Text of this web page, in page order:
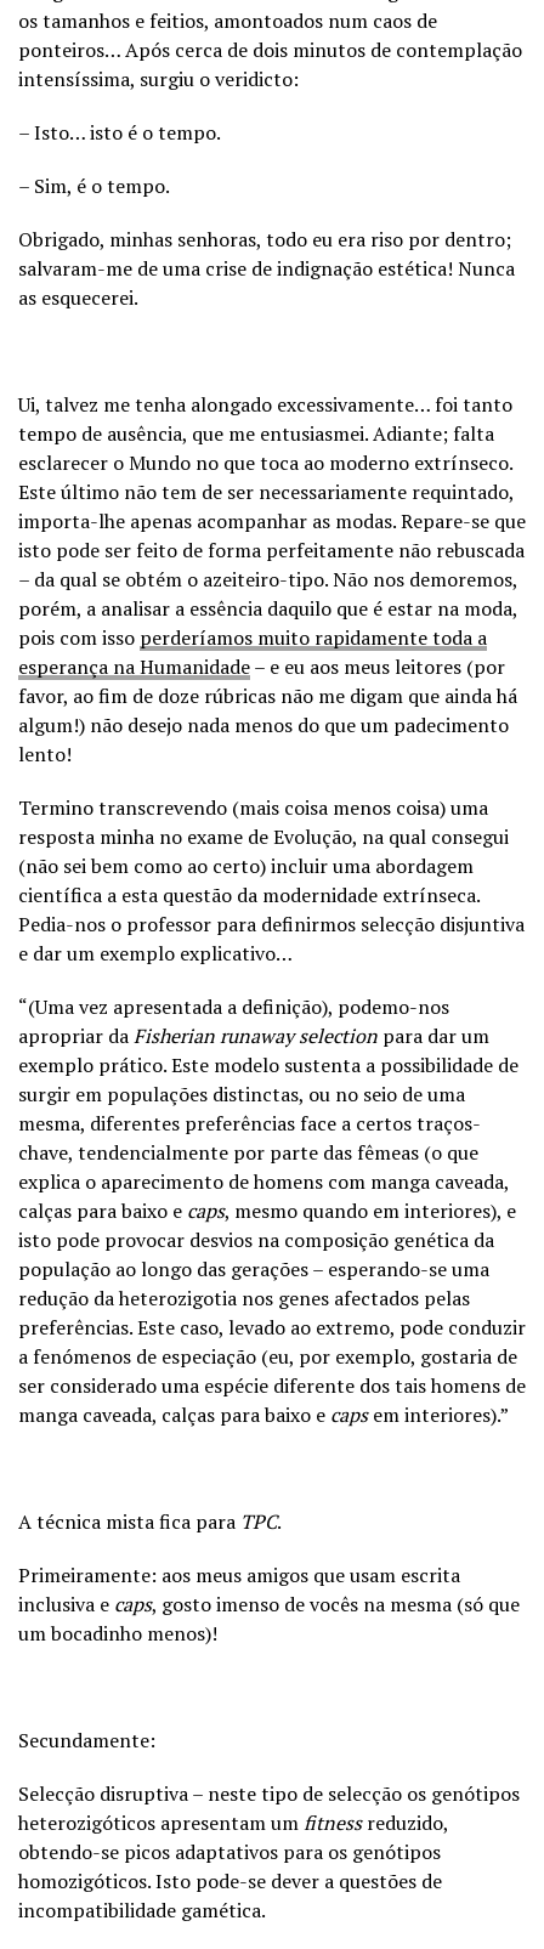
os tamanhos e feitios, amontoados num caos de
ponteiros… Após cerca de dois minutos de contemplação
intensíssima, surgiu o veridicto:
– Isto… isto é o tempo.
– Sim, é o tempo.
Obrigado, minhas senhoras, todo eu era riso por dentro;
salvaram-me de uma crise de indignação estética! Nunca
as esquecerei.
Ui, talvez me tenha alongado excessivamente… foi tanto
tempo de ausência, que me entusiasmei. Adiante; falta
esclarecer o Mundo no que toca ao moderno extrínseco.
Este último não tem de ser necessariamente requintado,
importa-lhe apenas acompanhar as modas. Repare-se que
isto pode ser feito de forma perfeitamente não rebuscada
– da qual se obtém o azeiteiro-tipo. Não nos demoremos,
porém, a analisar a essência daquilo que é estar na moda,
pois com isso perderíamos muito rapidamente toda a
esperança na Humanidade– e eu aos meus leitores (por
favor, ao fim de doze rúbricas não me digam que ainda há
algum!) não desejo nada menos do que um padecimento
lento!
Termino transcrevendo (mais coisa menos coisa) uma
resposta minha no exame de Evolução, na qual consegui
(não sei bem como ao certo) incluir uma abordagem
científica a esta questão da modernidade extrínseca.
Pedia-nos o professor para definirmos selecção disjuntiva
e dar um exemplo explicativo…
“(Uma vez apresentada a definição), podemo-nos
apropriar daFisherian runaway selection para dar um
exemplo prático. Este modelo sustenta a possibilidade de
surgir em populações distinctas, ou no seio de uma
mesma, diferentes preferências face a certos traços-
chave, tendencialmente por parte das fêmeas (o que
explica o aparecimento de homens com manga caveada,
calças para baixo e caps, mesmo quando em interiores), e
isto pode provocar desvios na composição genética da
população ao longo das gerações – esperando-se uma
redução da heterozigotia nos genes afectados pelas
preferências. Este caso, levado ao extremo, pode conduzir
a fenómenos de especiação (eu, por exemplo, gostaria de
ser considerado uma espécie diferente dos tais homens de
manga caveada, calças para baixo e capsem interiores).”
A técnica mista fica para TPC.
Primeiramente: aos meus amigos que usam escrita
inclusiva e caps, gosto imenso de vocês na mesma (só que
um bocadinho menos)!
Secundamente:
Selecção disruptiva – neste tipo de selecção os genótipos
heterozigóticos apresentam umfitnessreduzido,
obtendo-se picos adaptativos para os genótipos
homozigóticos. Isto pode-se dever a questões de
incompatibilidade gamética.